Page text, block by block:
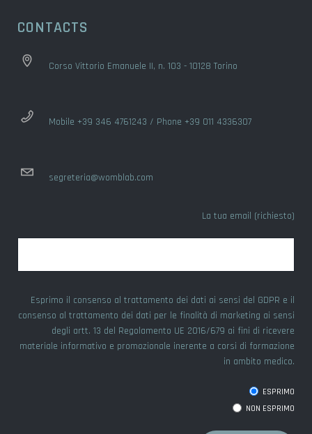
CONTACTS
Corso Vittorio Emanuele II, n. 103 - 10128 Torino
Mobile +39 346 4761243 / Phone +39 011 4336307
segreteria@womblab.com
La tua email (richiesto)
Esprimo il consenso al trattamento dei dati ai sensi del GDPR e il
consenso al trattamento dei dati per le finalità di marketing ai sensi
degli artt. 13 del Regolamento UE 2016/679 ai fini di ricevere
materiale informativo e promozionale inerente a corsi di formazione
in ambito medico.
ESPRIMO
NON ESPRIMO